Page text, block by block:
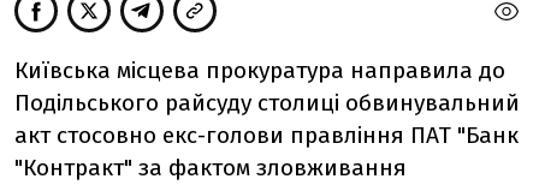
Київська місцева прокуратура направила до
Подільського райсуду столиці обвинувальний
акт стосовно екс-голови правління ПАТ "Банк
"Контракт" за фактом зловживання